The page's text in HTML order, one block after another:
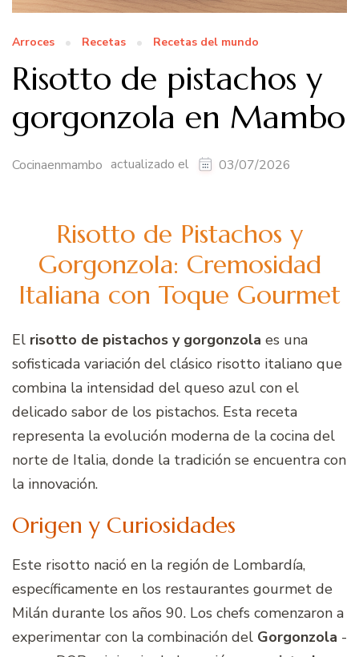
Arroces Recetas Recetas del mundo
Risotto de pistachos y
gorgonzola en Mambo
Cocinaenmambo actualizado el 03/07/2026
Risotto de Pistachos y
Gorgonzola: Cremosidad
Italiana con Toque Gourmet
El risotto de pistachos y gorgonzola es una
sofisticada variación del clásico risotto italiano que
combina la intensidad del queso azul con el
delicado sabor de los pistachos. Esta receta
representa la evolución moderna de la cocina del
norte de Italia, donde la tradición se encuentra con
la innovación.
Origen y Curiosidades
Este risotto nació en la región de Lombardía,
específicamente en los restaurantes gourmet de
Milán durante los años 90. Los chefs comenzaron a
experimentar con la combinación del Gorgonzola -